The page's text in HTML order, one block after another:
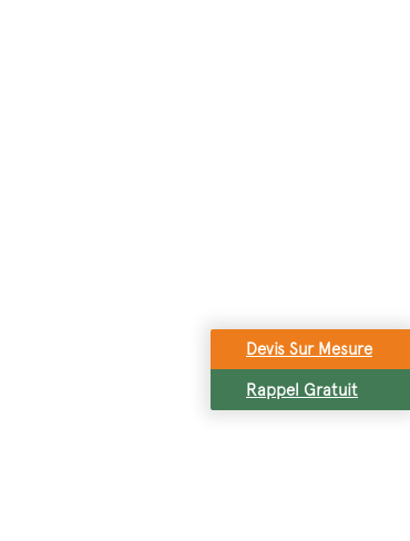
Devis Sur Mesure
Rappel Gratuit